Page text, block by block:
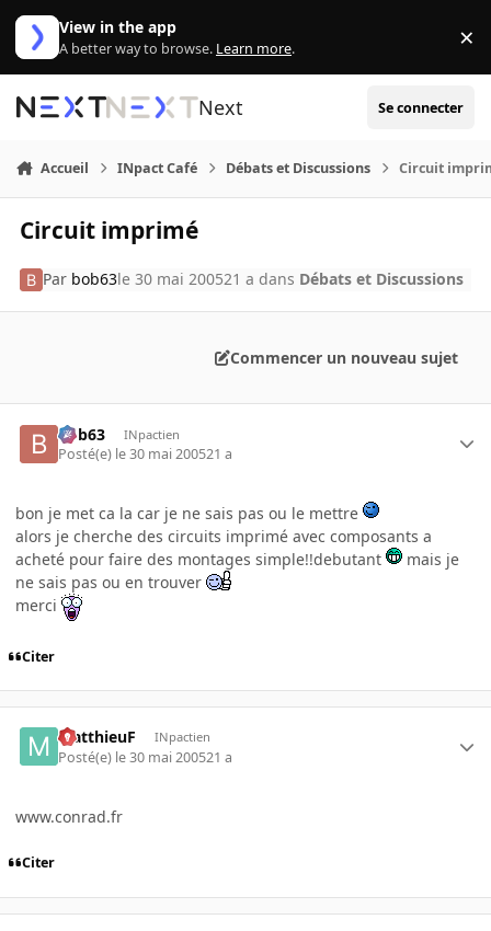
Aller au contenu
View in the app
A better way to browse. Learn more. ×
Next Se connecter
Accueil INpact Café Débats et Discussions Circuit
Circuit imprimé
Par bob63le 30 mai 200521 a dans Débats et Discussions
Commencer un nouveau sujet
bob63 INpactien
Posté(e) le 30 mai 200521 a
bon je met ca la car je ne sais pas ou le mettre
alors je cherche des circuits imprimé avec composants a
acheté pour faire des montages simple!!debutant
mais je
ne sais pas ou en trouver
merci
Citer
MatthieuF INpactien
Posté(e) le 30 mai 200521 a
www.conrad.fr
Citer